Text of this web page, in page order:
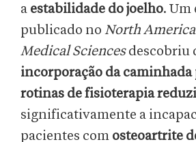
a estabilidade do joelho. Um
publicado no North
Medical Sciencesdescobriu
incorporação da caminhada
rotinas de fisioterapia
significativamente a
pacientes com osteoartrite